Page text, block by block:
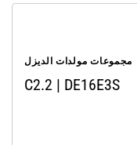
مجموعات مولدات الديزل
C2.2 | DE16E3S